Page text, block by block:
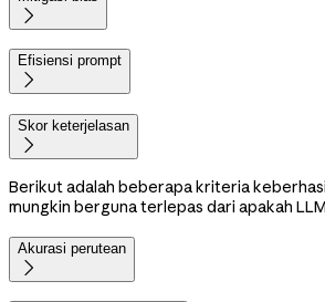

Efisiensi prompt

Skor keterjelasan

Berikut adalah beberapa kriteria
mungkin berguna terlepas dari apakah
Akurasi perutean
